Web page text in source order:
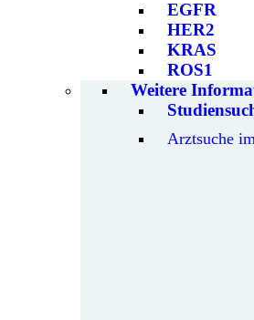
EGFR
HER2
KRAS
ROS1
Weitere
Arztsuche